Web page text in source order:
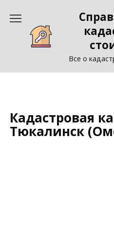
содержанию
Все о
Кадастровая
Тюкалинск